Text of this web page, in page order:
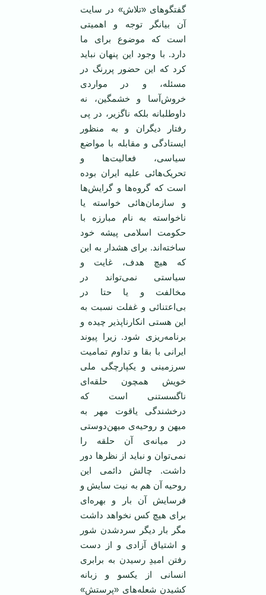
گفتگوهای «تلاش» در سايت
آن بيانگر توجه و اهميتی
است که موضوع برای ما
دارد. با وجود اين پنهان نبايد
کرد که اين حضور پررنگ در
مسئله، و در مواردی
خروش‌‌آسا و خشمگين‌، نه
داوطلبانه بلکه ناگزير، در پی
رفتار ديگران و به منظور
ايستادگی و مقابله با مواضع
سياسی، فعاليت‌ها و
تحريک‌هائی عليه ايران بوده
است که گروه‌ها و گرايش‌ها
و سازمان‌هائی خواسته يا
ناخواسته به نام مبارزه با
حکومت اسلامی پيشه خود
ساخته‌اند. برای هشدار به اين
که هيچ هدف، غايت و
سياستی نمی‌تواند در
مخالفت و يا حتا در
بی‌اعتنائی و غفلت نسبت به
اين هستی انکارناپذير چيده و
برنامه‌ريزی شود. زيرا پيوند
ايرانی با بقا و تداوم تماميت
سرزمينی و يکپارچگی ملی
خويش همچون حلقه‌ای
ناگسستنی است که
درخشندگی ياقوت مهر به
ميهن و روحيه‌ی ميهن‌دوستی
در ميانه‌ی آن حلقه را
نمی‌توان و نبايد از نظرها دور
داشت. چالش دائمی اين
روحيه آن هم به نيت سايش و
فرسايش آن بار و بهره‌ای
برای هيچ کس نخواهد داشت
مگر بار ديگر سردشدن شور
و اشتياق آزادی و از دست
رفتن اميدِ رسيدن به برابری
انسانی از يکسو و زبانه
کشيدن شعله‌های «پرستش»